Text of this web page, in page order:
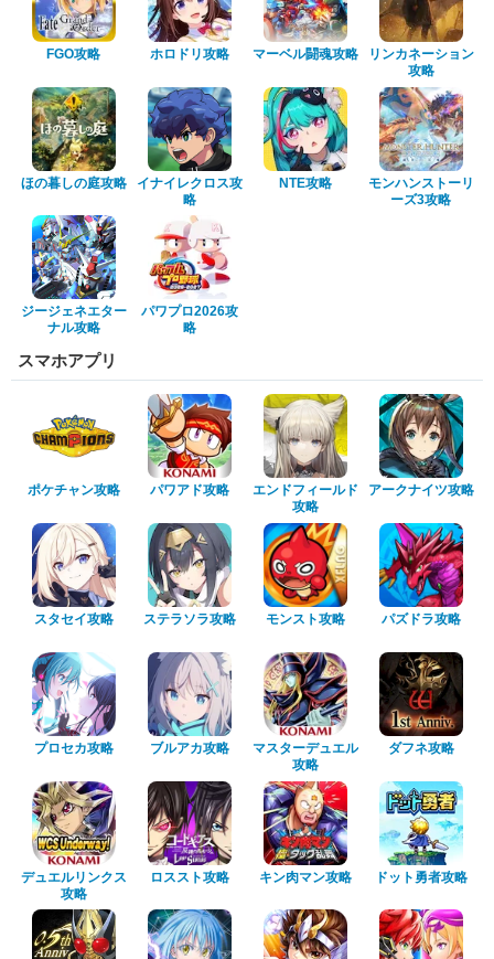
FGO攻略 ホロドリ攻略 マーベル闘魂攻略
リンカネーション
攻略
ほの暮しの庭攻略
イナイレクロス攻
略
NTE攻略
モンハンストーリ
ーズ3攻略
ジージェネエター
ナル攻略
パワプロ2026攻
略
スマホアプリ
ポケチャン攻略 パワアド攻略
エンドフィールド
攻略
アークナイツ攻略
スタセイ攻略 ステラソラ攻略 モンスト攻略 パズドラ攻略
プロセカ攻略 ブルアカ攻略
マスターデュエル
攻略
ダフネ攻略
デュエルリンクス
攻略
ロススト攻略 キン肉マン攻略 ドット勇者攻略